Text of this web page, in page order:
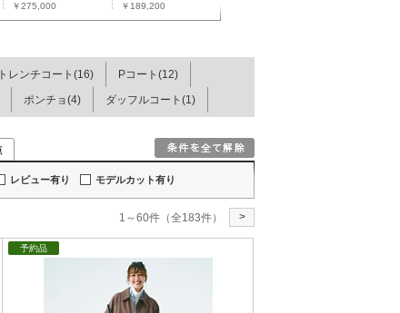
￥275,000
￥189,200
トレンチコート(16)
Pコート(12)
ポンチョ(4) ダッフルコート(1)
レビュー有り モデルカット有り
1～60件（全183件） >
予約品